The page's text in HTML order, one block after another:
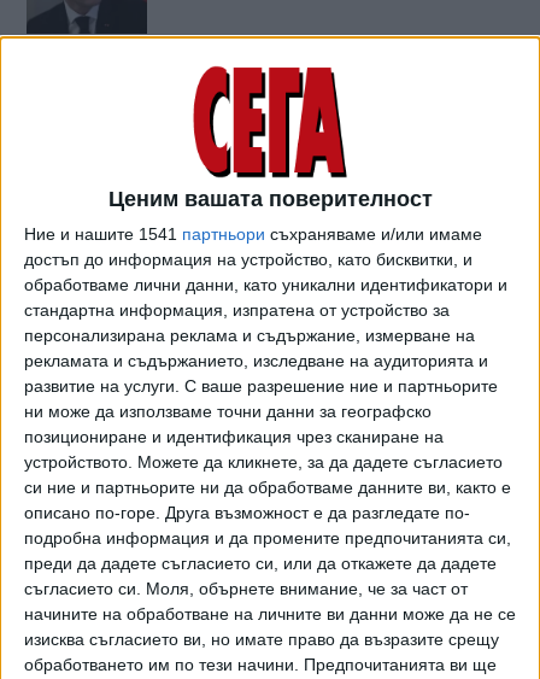
Ценим вашата поверителност
Ние и нашите 1541 партньори съхраняваме и/или имаме
достъп до информация на устройство, като бисквитки, и
обработваме лични данни, като уникални идентификатори и
стандартна информация, изпратена от устройство за
персонализирана реклама и съдържание, измерване на
рекламата и съдържанието, изследване на аудиторията и
развитие на услуги. С ваше разрешение ние и партньорите
ни може да използваме точни данни за географско
позициониране и идентификация чрез сканиране на
устройството. Можете да кликнете, за да дадете съгласието
си ние и партньорите ни да обработваме данните ви, както е
описано по-горе. Друга възможност е да разгледате по-
подробна информация и да промените предпочитанията си,
преди да дадете съгласието си, или да откажете да дадете
съгласието си. Моля, обърнете внимание, че за част от
начините на обработване на личните ви данни може да не се
изисква съгласието ви, но имате право да възразите срещу
обработването им по тези начини. Предпочитанията ви ще
Иранска делегация пристигна на срещата на
Г-7 в Биариц
25 Авг. 2019